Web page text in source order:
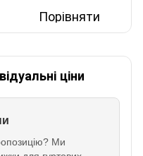
Порівняти
ціни
Ми